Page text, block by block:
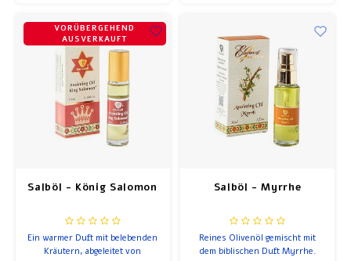
VORÜBERGEHEND
AUSVERKAUFT
Salböl - König Salomon
Ein warmer Duft mit belebenden
Kräutern, abgeleitet von
Salböl - Myrrhe
Reines Olivenöl gemischt mit
dem biblischen Duft Myrrhe.